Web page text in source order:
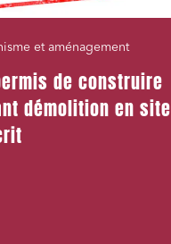
et aménagement
de construire
démolition en site